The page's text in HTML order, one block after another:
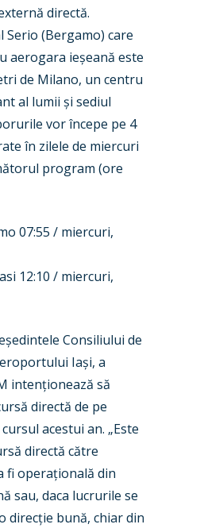
directă.
(Bergamo) care
aerogara ieșeană este
de Milano, un centru
al lumii și sediul
vor începe pe 4
în zilele de miercuri
program (ore
07:55 / miercuri,
12:10 / miercuri,
Consiliului de
Iași, a
intenționează să
directă de pe
acestui an. „Este
directă către
fi operațională din
sau, daca lucrurile se
direcție bună, chiar din
New Routes
Accidents / Incidents
Airshows
Dubai 2025
Paris 2025
Farnborough 2024
Paris 2023
Business Jets
Military
Trip Reports
Marketplace
Jobs